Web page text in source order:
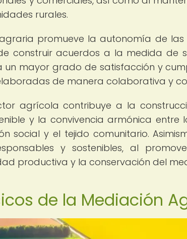
rurales.
promueve la autonomía de las
construir acuerdos a la medida de
un mayor grado de satisfacción y
de manera colaborativa y
agrícola contribuye a la
y la convivencia armónica entre
social y el tejido comunitario.
y sostenibles, al
productiva y la conservación del
de la Mediación